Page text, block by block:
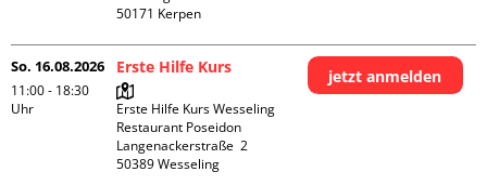
So. 16.08.2026
11:00 - 18:30
Uhr
Erste Hilfe Kurs
Erste Hilfe Kurs Wesseling
Restaurant Poseidon
Langenackerstraße  2
jetzt anmelden